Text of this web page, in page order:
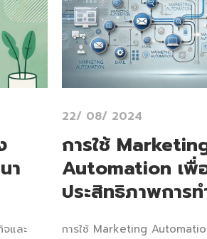
า
และ
22/ 08/ 2024
การใช้
Automation เพื่
ประสิทธิภาพการท
การใช้ Marketing